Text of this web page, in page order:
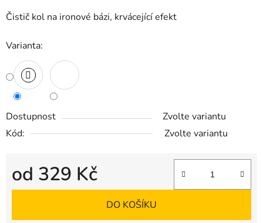
Čistič kol na ironové bázi, krvácející efekt
Varianta:
Dostupnost
Zvolte variantu
Kód:
Zvolte variantu
od 329 Kč
Měrná cena:
DO KOŠÍKU